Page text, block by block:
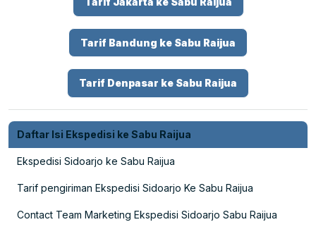
Tarif Bandung ke Sabu Raijua
Tarif Denpasar ke Sabu Raijua
Daftar Isi Ekspedisi ke Sabu Raijua
Ekspedisi Sidoarjo ke Sabu Raijua
Tarif pengiriman Ekspedisi Sidoarjo Ke Sabu Raijua
Contact Team Marketing Ekspedisi Sidoarjo Sabu Raijua